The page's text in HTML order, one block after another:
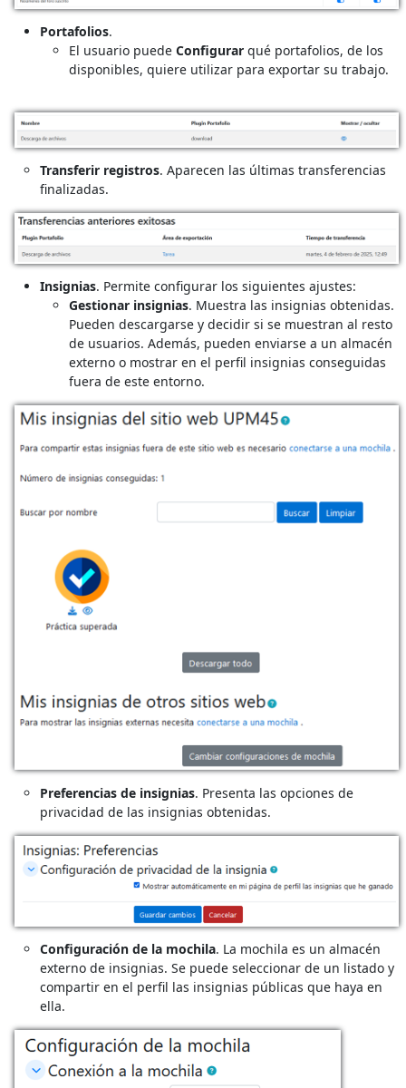
Portafolios.
El usuario puede Configurar qué portafolios, de los
disponibles, quiere utilizar para exportar su trabajo.
Transferir registros. Aparecen las últimas transferencias
finalizadas.
Insignias. Permite configurar los siguientes ajustes:
Gestionar insignias. Muestra las insignias obtenidas.
Pueden descargarse y decidir si se muestran al resto
de usuarios. Además, pueden enviarse a un almacén
externo o mostrar en el perfil insignias conseguidas
fuera de este entorno.
Preferencias de insignias. Presenta las opciones de
privacidad de las insignias obtenidas.
Configuración de la mochila. La mochila es un almacén
externo de insignias. Se puede seleccionar de un listado y
compartir en el perfil las insignias públicas que haya en
ella.